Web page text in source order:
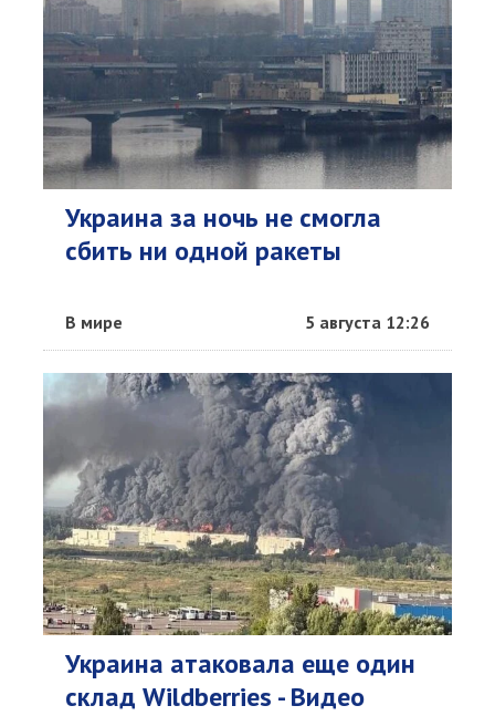
Украина за ночь не смогла
сбить ни одной ракеты
В мире 5 августа 12:26
Украина атаковала еще один
склад Wildberries - Видео